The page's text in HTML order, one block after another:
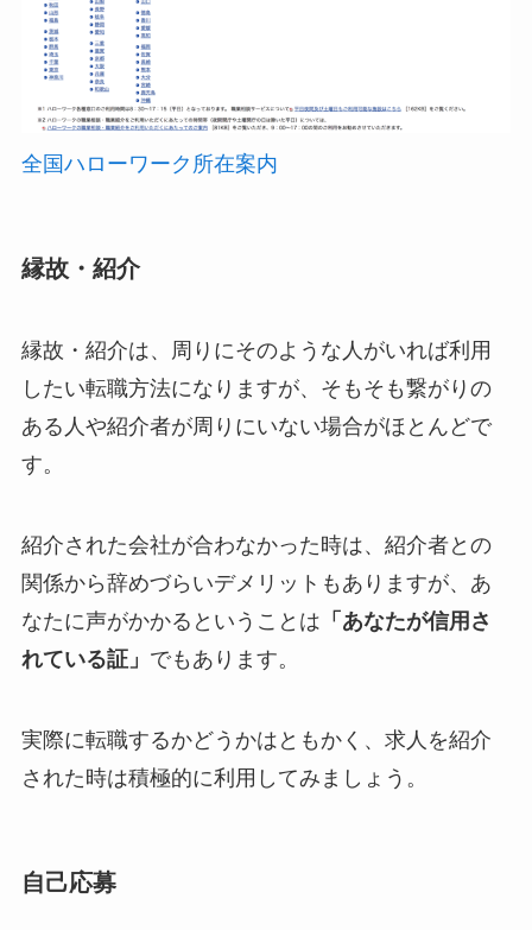
全国ハローワーク所在案内
縁故・紹介
縁故・紹介は、周りにそのような人がいれば利用
したい転職方法になりますが、そもそも繋がりの
ある人や紹介者が周りにいない場合がほとんどで
す。
紹介された会社が合わなかった時は、紹介者との
関係から辞めづらいデメリットもありますが、あ
なたに声がかかるということは 「あなたが信用さ
れている証」 でもあります。
実際に転職するかどうかはともかく、求人を紹介
された時は積極的に利用してみましょう。
自己応募